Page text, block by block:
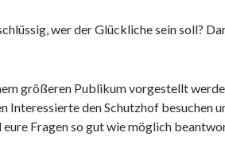
wer der Glückliche sein soll?
größeren Publikum vorgestellt
den Schutzhof besuchen
Fragen so gut wie möglich